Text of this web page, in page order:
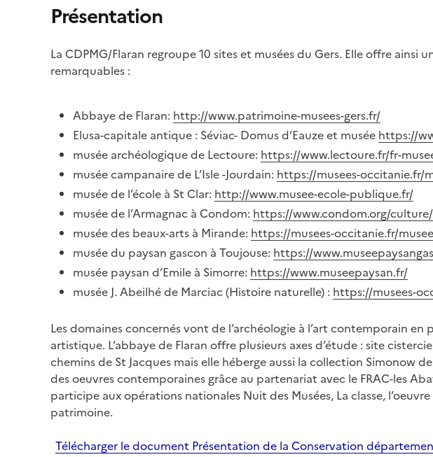
Présentation
La CDPMG/Flaran regroupe 10 sites et musées du Gers. Elle offre ainsi
remarquables :
Abbaye de Flaran: http://www.patrimoine-musees-gers.fr/
Elusa-capitale antique : Séviac- Domus d’Eauze et musée https://
musée archéologique de Lectoure: https://www.lectoure.fr/fr-
musée campanaire de L’Isle -Jourdain: https://musees-occitanie.fr/
musée de l’école à St Clar: http://www.musee-ecole-publique.fr/
musée de l’Armagnac à Condom: https://www.condom.org/
musée des beaux-arts à Mirande: https://musees-occitanie.fr/
musée du paysan gascon à Toujouse: https://
musée paysan d’Emile à Simorre: https://www.museepaysan.fr/
musée J. Abeilhé de Marciac (Histoire naturelle) : https://musees-
Les domaines concernés vont de l’archéologie à l’art contemporain
artistique. L’abbaye de Flaran offre plusieurs axes d’étude : site
chemins de St Jacques mais elle héberge aussi la collection Simonow
des oeuvres contemporaines grâce au partenariat avec le FRAC-les
participe aux opérations nationales Nuit des Musées, La classe,
patrimoine.
Télécharger le document Présentation de la Conservation